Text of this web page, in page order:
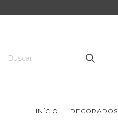
INÍCIO DECORADOS